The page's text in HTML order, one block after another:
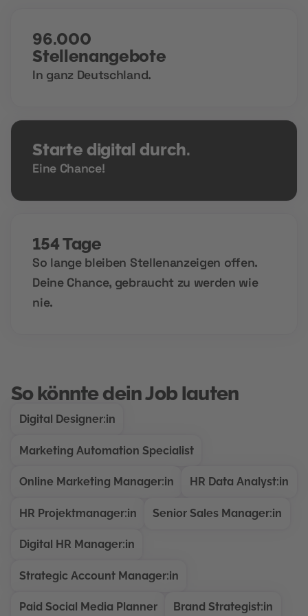
96.000
Stellenangebote
In ganz Deutschland.
Starte digital durch.
Eine Chance!
154 Tage
So lange bleiben Stellenanzeigen offen.
Deine Chance, gebraucht zu werden wie
nie.
So könnte dein Job lauten
Digital Designer:in
Marketing Automation Specialist
Online Marketing Manager:in HR Data Analyst:in
HR Projektmanager:in Senior Sales Manager:in
Digital HR Manager:in
Strategic Account Manager:in
Paid Social Media Planner Brand Strategist:in